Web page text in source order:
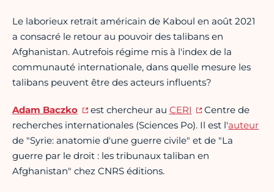
Le laborieux retrait américain de Kaboul en août 2021
a consacré le retour au pouvoir des talibans en
Afghanistan. Autrefois régime mis à l'index de la
communauté internationale, dans quelle mesure les
talibans peuvent être des acteurs influents?
Adam Baczko est chercheur au CERI
Centre de
recherches internationales (Sciences Po). Il est l'auteur
de "Syrie: anatomie d'une guerre civile" et de "La
guerre par le droit : les tribunaux taliban en
Afghanistan" chez CNRS éditions.